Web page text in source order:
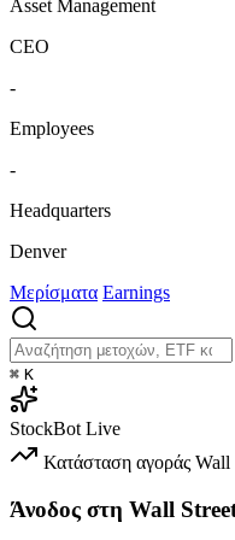
Asset Management
CEO
-
Employees
-
Headquarters
Denver
Μερίσματα Earnings
⌘ K
StockBot Live
Κατάσταση αγοράς Wall
Άνοδος στη Wall